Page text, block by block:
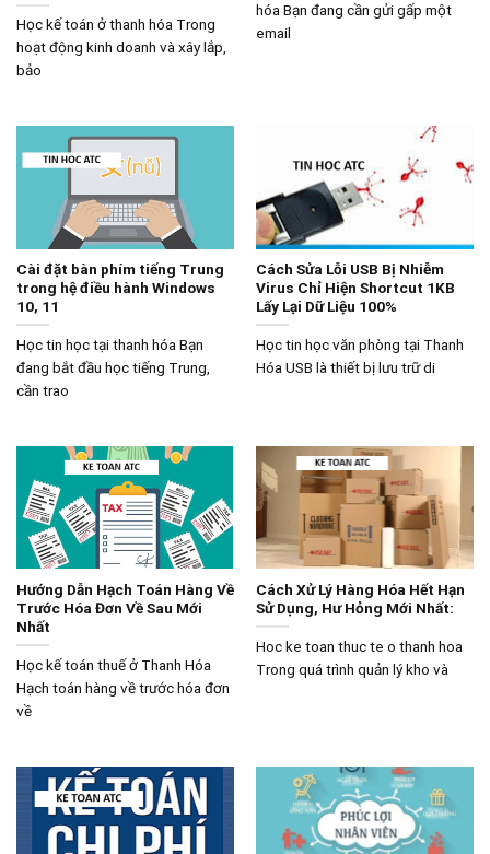
Học kế toán ở thanh hóa Trong
hoạt động kinh doanh và xây lắp,
bảo
hóa Bạn đang cần gửi gấp một
email
Cài đặt bàn phím tiếng Trung
trong hệ điều hành Windows
10, 11
Học tin học tại thanh hóa Bạn
đang bắt đầu học tiếng Trung,
cần trao
Cách Sửa Lỗi USB Bị Nhiễm
Virus Chỉ Hiện Shortcut 1KB
Lấy Lại Dữ Liệu 100%
Học tin học văn phòng tại Thanh
Hóa USB là thiết bị lưu trữ di
Hướng Dẫn Hạch Toán Hàng Về
Trước Hóa Đơn Về Sau Mới
Nhất
Học kế toán thuế ở Thanh Hóa
Hạch toán hàng về trước hóa đơn
về
Cách Xử Lý Hàng Hóa Hết Hạn
Sử Dụng, Hư Hỏng Mới Nhất:
Hoc ke toan thuc te o thanh hoa
Trong quá trình quản lý kho và